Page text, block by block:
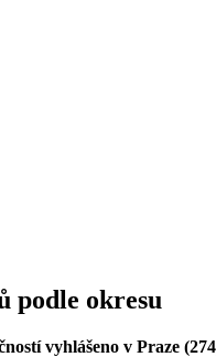
podle okresu
vyhlášeno v Praze